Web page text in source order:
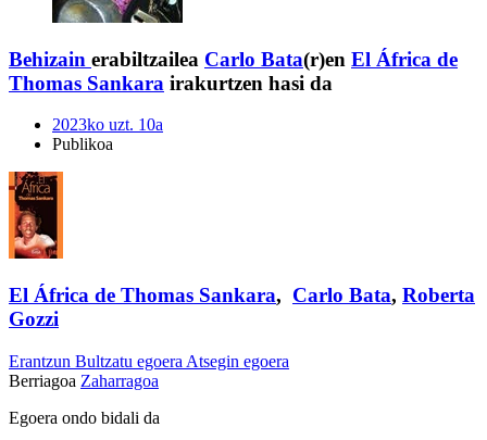
Behizain erabiltzailea Carlo Bata(r)en El África de
Thomas Sankara irakurtzen hasi da
2023ko uzt. 10a
Publikoa
El África de Thomas Sankara, Carlo Bata, Roberta
Gozzi
Erantzun Bultzatu egoera Atsegin egoera
Berriagoa Zaharragoa
Egoera ondo bidali da